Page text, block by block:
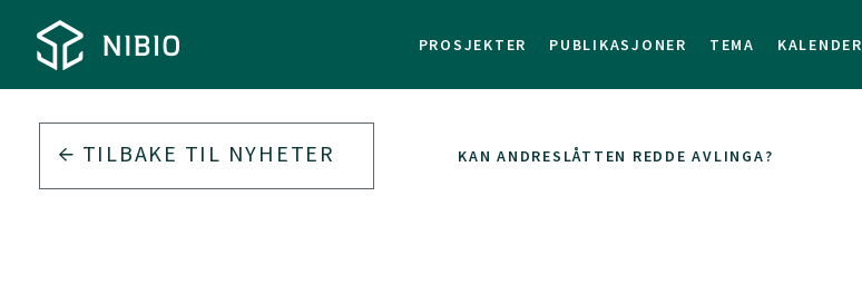
PROSJEKTER PUBLIKASJONER TEMA KALENDER
TILBAKE TIL NYHETER KAN ANDRESLÅTTEN REDDE AVLINGA?